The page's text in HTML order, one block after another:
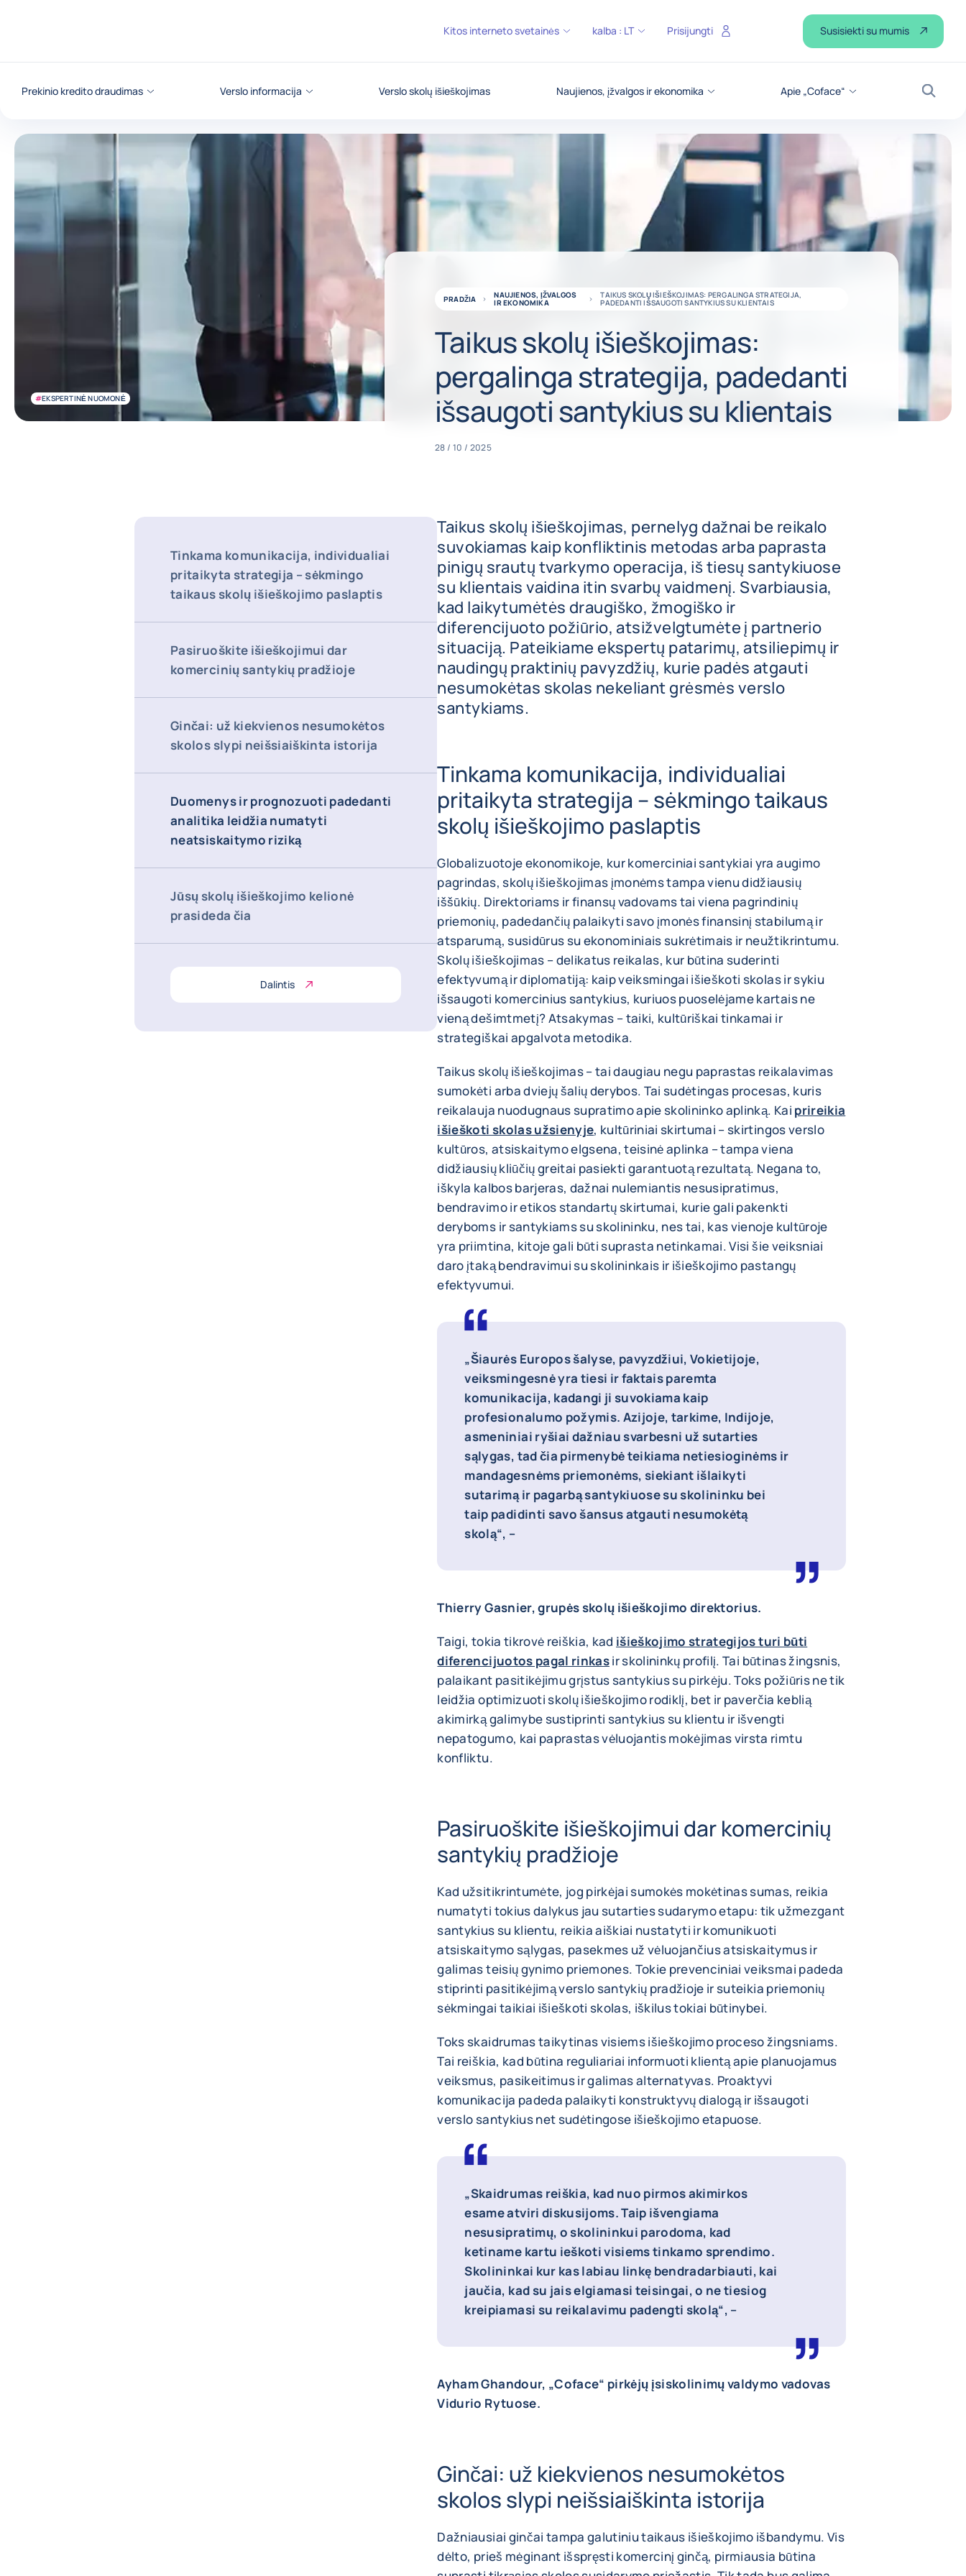
Prekinio kredito draudimas Verslo informacija Verslo skolų išieškojimas Naujienos, įžvalgos ir ekonomika Apie „Coface“
Kitos interneto svetainės kalba : LT Prisijungti Susisiekti su mumis
#EKSPERTINĖ NUOMONĖ
PRADŽIA NAUJIENOS, ĮŽVALGOS
IR EKONOMIKA
TAIKUS SKOLŲ IŠIEŠKOJIMAS: PERGALINGA STRATEGIJA,
PADEDANTI IŠSAUGOTI SANTYKIUS SU KLIENTAIS
Taikus skolų išieškojimas:
pergalinga strategija, padedanti
išsaugoti santykius su klientais
28 / 10 / 2025
Tinkama komunikacija, individualiai
pritaikyta strategija – sėkmingo
taikaus skolų išieškojimo paslaptis
Pasiruoškite išieškojimui dar
komercinių santykių pradžioje
Ginčai: už kiekvienos nesumokėtos
skolos slypi neišsiaiškinta istorija
Duomenys ir prognozuoti padedanti
analitika leidžia numatyti
neatsiskaitymo riziką
Jūsų skolų išieškojimo kelionė
prasideda čia
Dalintis
Taikus skolų išieškojimas, pernelyg dažnai be reikalo
suvokiamas kaip konfliktinis metodas arba paprasta
pinigų srautų tvarkymo operacija, iš tiesų santykiuose
su klientais vaidina itin svarbų vaidmenį. Svarbiausia,
kad laikytumėtės draugiško, žmogiško ir
diferencijuoto požiūrio, atsižvelgtumėte į partnerio
situaciją. Pateikiame ekspertų patarimų, atsiliepimų ir
naudingų praktinių pavyzdžių, kurie padės atgauti
nesumokėtas skolas nekeliant grėsmės verslo
santykiams.
Tinkama komunikacija, individualiai
pritaikyta strategija – sėkmingo taikaus
skolų išieškojimo paslaptis
Globalizuotoje ekonomikoje, kur komerciniai santykiai yra augimo
pagrindas, skolų išieškojimas įmonėms tampa vienu didžiausių
iššūkių. Direktoriams ir finansų vadovams tai viena pagrindinių
priemonių, padedančių palaikyti savo įmonės finansinį stabilumą ir
atsparumą, susidūrus su ekonominiais sukrėtimais ir neužtikrintumu.
Skolų išieškojimas – delikatus reikalas, kur būtina suderinti
efektyvumą ir diplomatiją: kaip veiksmingai išieškoti skolas ir sykiu
išsaugoti komercinius santykius, kuriuos puoselėjame kartais ne
vieną dešimtmetį? Atsakymas – taiki, kultūriškai tinkamai ir
strategiškai apgalvota metodika.
Taikus skolų išieškojimas – tai daugiau negu paprastas reikalavimas
sumokėti arba dviejų šalių derybos. Tai sudėtingas procesas, kuris
reikalauja nuodugnaus supratimo apie skolininko aplinką. Kai prireikia
išieškoti skolas užsienyje, kultūriniai skirtumai – skirtingos verslo
kultūros, atsiskaitymo elgsena, teisinė aplinka – tampa viena
didžiausių kliūčių greitai pasiekti garantuotą rezultatą. Negana to,
iškyla kalbos barjeras, dažnai nulemiantis nesusipratimus,
bendravimo ir etikos standartų skirtumai, kurie gali pakenkti
deryboms ir santykiams su skolininku, nes tai, kas vienoje kultūroje
yra priimtina, kitoje gali būti suprasta netinkamai. Visi šie veiksniai
daro įtaką bendravimui su skolininkais ir išieškojimo pastangų
efektyvumui.
„Šiaurės Europos šalyse, pavyzdžiui, Vokietijoje,
veiksmingesnė yra tiesi ir faktais paremta
komunikacija, kadangi ji suvokiama kaip
profesionalumo požymis. Azijoje, tarkime, Indijoje,
asmeniniai ryšiai dažniau svarbesni už sutarties
sąlygas, tad čia pirmenybė teikiama netiesioginėms ir
mandagesnėms priemonėms, siekiant išlaikyti
sutarimą ir pagarbą santykiuose su skolininku bei
taip padidinti savo šansus atgauti nesumokėtą
skolą“, –
Thierry Gasnier, grupės skolų išieškojimo direktorius.
Taigi, tokia tikrovė reiškia, kad išieškojimo strategijos turi būti
diferencijuotos pagal rinkasir skolininkų profilį. Tai būtinas žingsnis,
palaikant pasitikėjimu grįstus santykius su pirkėju. Toks požiūris ne tik
leidžia optimizuoti skolų išieškojimo rodiklį, bet ir paverčia keblią
akimirką galimybe sustiprinti santykius su klientu ir išvengti
nepatogumo, kai paprastas vėluojantis mokėjimas virsta rimtu
konfliktu.
Pasiruoškite išieškojimui dar komercinių
santykių pradžioje
Kad užsitikrintumėte, jog pirkėjai sumokės mokėtinas sumas, reikia
numatyti tokius dalykus jau sutarties sudarymo etapu: tik užmezgant
santykius su klientu, reikia aiškiai nustatyti ir komunikuoti
atsiskaitymo sąlygas, pasekmes už vėluojančius atsiskaitymus ir
galimas teisių gynimo priemones. Tokie prevenciniai veiksmai padeda
stiprinti pasitikėjimą verslo santykių pradžioje ir suteikia priemonių
sėkmingai taikiai išieškoti skolas, iškilus tokiai būtinybei.
Toks skaidrumas taikytinas visiems išieškojimo proceso žingsniams.
Tai reiškia, kad būtina reguliariai informuoti klientą apie planuojamus
veiksmus, pasikeitimus ir galimas alternatyvas. Proaktyvi
komunikacija padeda palaikyti konstruktyvų dialogą ir išsaugoti
verslo santykius net sudėtingose išieškojimo etapuose.
„Skaidrumas reiškia, kad nuo pirmos akimirkos
esame atviri diskusijoms. Taip išvengiama
nesusipratimų, o skolininkui parodoma, kad
ketiname kartu ieškoti visiems tinkamo sprendimo.
Skolininkai kur kas labiau linkę bendradarbiauti, kai
jaučia, kad su jais elgiamasi teisingai, o ne tiesiog
kreipiamasi su reikalavimu padengti skolą“, –
Ayham Ghandour, „Coface“ pirkėjų įsiskolinimų valdymo vadovas
Vidurio Rytuose.
Ginčai: už kiekvienos nesumokėtos
skolos slypi neišsiaiškinta istorija
Dažniausiai ginčai tampa galutiniu taikaus išieškojimo išbandymu. Vis
dėlto, prieš mėginant išspręsti komercinį ginčą, pirmiausia būtina